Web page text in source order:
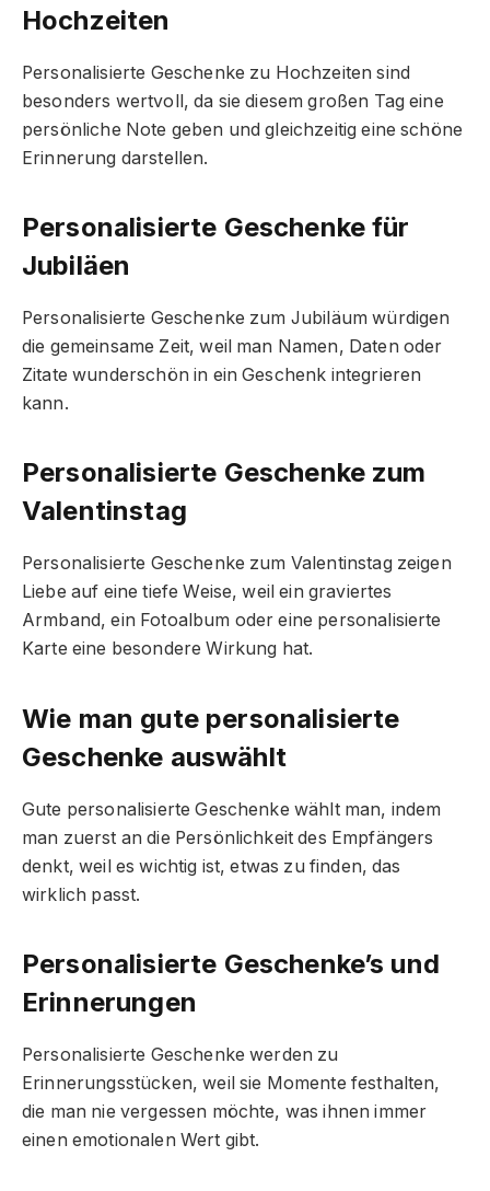
Hochzeiten
Personalisierte Geschenke zu Hochzeiten sind
besonders wertvoll, da sie diesem großen Tag eine
persönliche Note geben und gleichzeitig eine schöne
Erinnerung darstellen.
Personalisierte Geschenke für
Jubiläen
Personalisierte Geschenke zum Jubiläum würdigen
die gemeinsame Zeit, weil man Namen, Daten oder
Zitate wunderschön in ein Geschenk integrieren
kann.
Personalisierte Geschenke zum
Valentinstag
Personalisierte Geschenke zum Valentinstag zeigen
Liebe auf eine tiefe Weise, weil ein graviertes
Armband, ein Fotoalbum oder eine personalisierte
Karte eine besondere Wirkung hat.
Wie man gute personalisierte
Geschenke auswählt
Gute personalisierte Geschenke wählt man, indem
man zuerst an die Persönlichkeit des Empfängers
denkt, weil es wichtig ist, etwas zu finden, das
wirklich passt.
Personalisierte Geschenke’s und
Erinnerungen
Personalisierte Geschenke werden zu
Erinnerungsstücken, weil sie Momente festhalten,
die man nie vergessen möchte, was ihnen immer
einen emotionalen Wert gibt.